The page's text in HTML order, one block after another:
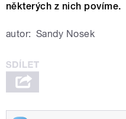
některých z nich povíme.
autor: Sandy Nosek